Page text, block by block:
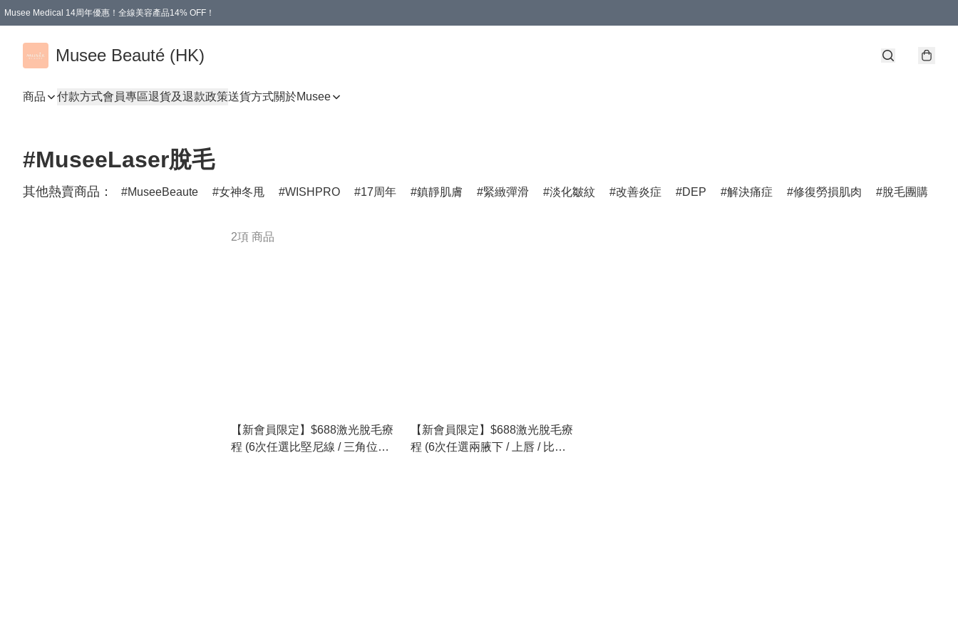
Musee Medical 14周年優惠！全線美容產品14% OFF！
Musee Beauté (HK)
商品 付款方式會員專區退貨及退款政策送貨方式關於Musee
#MuseeLaser脫毛
其他熱賣商品： MuseeBeaute 女神冬甩 WISHPRO 17周年 鎮靜肌膚 緊緻彈滑 淡化皺紋 改善炎症 DEP 解決痛症 修復勞損肌肉 脫毛團購
2項 商品
【新會員限定】$688激光脫毛療
程 (6次任選比堅尼線 / 三角位上 /
【新會員限定】$688激光脫毛療
程 (6次任選兩腋下 / 上唇 / 比堅